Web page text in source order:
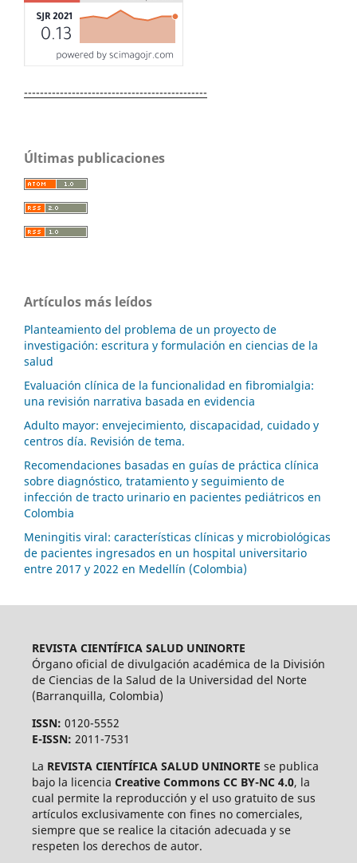
----------------------------------------------
Últimas publicaciones
Artículos más leídos
Planteamiento del problema de un proyecto de
investigación: escritura y formulación en ciencias de la
salud
Evaluación clínica de la funcionalidad en fibromialgia:
una revisión narrativa basada en evidencia
Adulto mayor: envejecimiento, discapacidad, cuidado y
centros día. Revisión de tema.
Recomendaciones basadas en guías de práctica clínica
sobre diagnóstico, tratamiento y seguimiento de
infección de tracto urinario en pacientes pediátricos en
Colombia
Meningitis viral: características clínicas y microbiológicas
de pacientes ingresados en un hospital universitario
entre 2017 y 2022 en Medellín (Colombia)
REVISTA CIENTÍFICA SALUD UNINORTE
Órgano oficial de divulgación académica de la División
de Ciencias de la Salud de la Universidad del Norte
(Barranquilla, Colombia)
ISSN: 0120-5552
E-ISSN: 2011-7531
La REVISTA CIENTÍFICA SALUD UNINORTE se publica
bajo la licencia Creative Commons CC BY-NC 4.0, la
cual permite la reproducción y el uso gratuito de sus
artículos exclusivamente con fines no comerciales,
siempre que se realice la citación adecuada y se
respeten los derechos de autor.